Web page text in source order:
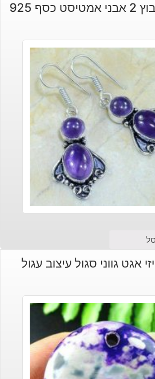
925
אגט גווני סגול עיצוב עגול